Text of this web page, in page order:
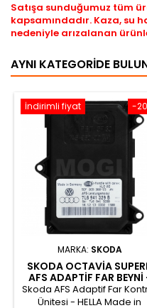
Satışa sunduğumuz tüm
kapsamındadır. Kaza, su
nedeniyle arızalanan
AYNI KATEGORIDE
-
İndirimli fiyat
MARKA: SKODA
SKODA OCTAVIA
AFS ADAPTIF FAR BEYNI
7L6941329B
Skoda AFS Adaptif Far
Ünitesi - HELLA Made in